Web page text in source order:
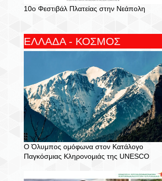
10ο Φεστιβάλ Πλατείας στην Νεάπολη
ΕΛΛΑΔΑ - ΚΟΣΜΟΣ
Ο Όλυμπος ομόφωνα στον Κατάλογο
Παγκόσμιας Κληρονομιάς της UNESCO